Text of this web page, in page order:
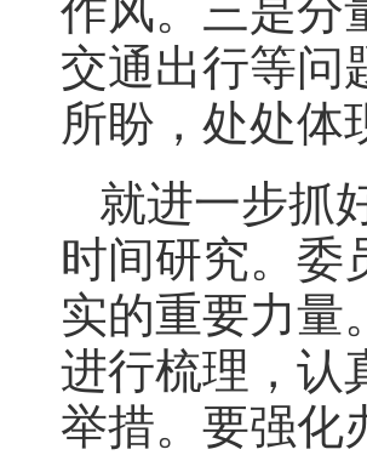
作风。三是分
交通出行等问
所盼，处处体
就进一步抓
时间研究。委
实的重要力量
进行梳理，认
举措。要强化